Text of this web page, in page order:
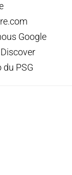
Google
PSG